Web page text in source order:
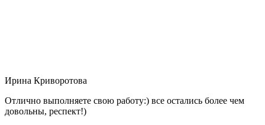
Ирина Криворотова
Отлично выполняете свою работу:) все остались более чем
довольны, респект!)